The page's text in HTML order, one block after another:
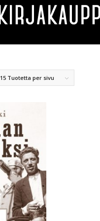
15 Tuotetta per sivu